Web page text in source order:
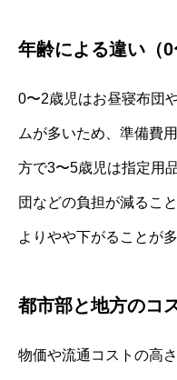
年齢による違い（0
0〜2歳児はお昼寝布団
ムが多いため、準備費
方で3〜5歳児は指定用
団などの負担が減るこ
よりやや下がることが多
都市部と地方のコ
物価や流通コストの高